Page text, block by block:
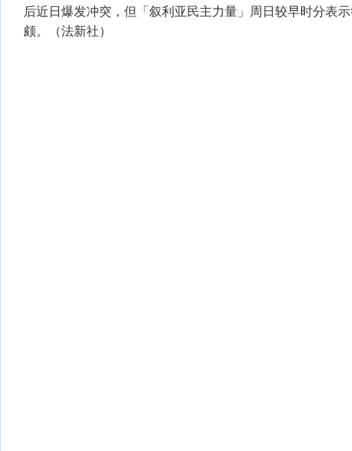
后近日爆发冲突，但「叙利亚民主力量」周日较早时分表
颇。（法新社）